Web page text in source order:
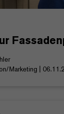
Marketing |